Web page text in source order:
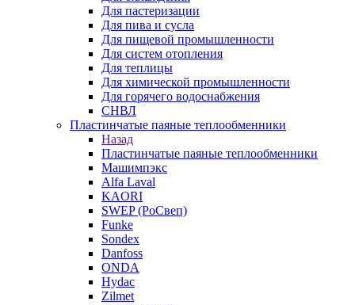
Для пастеризации
Для пива и сусла
Для пищевой промышленности
Для систем отопления
Для теплицы
Для химической промышленности
Для горячего водоснабжения
СНВЛ
Пластинчатые паяные теплообменники
Назад
Пластинчатые паяные теплообменники
Машимпэкс
Alfa Laval
KAORI
SWEP (РоСвеп)
Funke
Sondex
Danfoss
ONDA
Hydac
Zilmet